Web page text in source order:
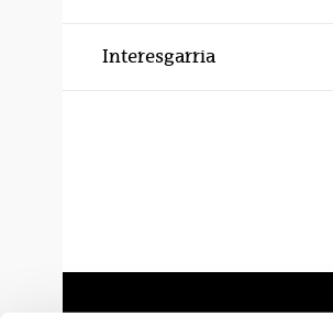
Interesgarria